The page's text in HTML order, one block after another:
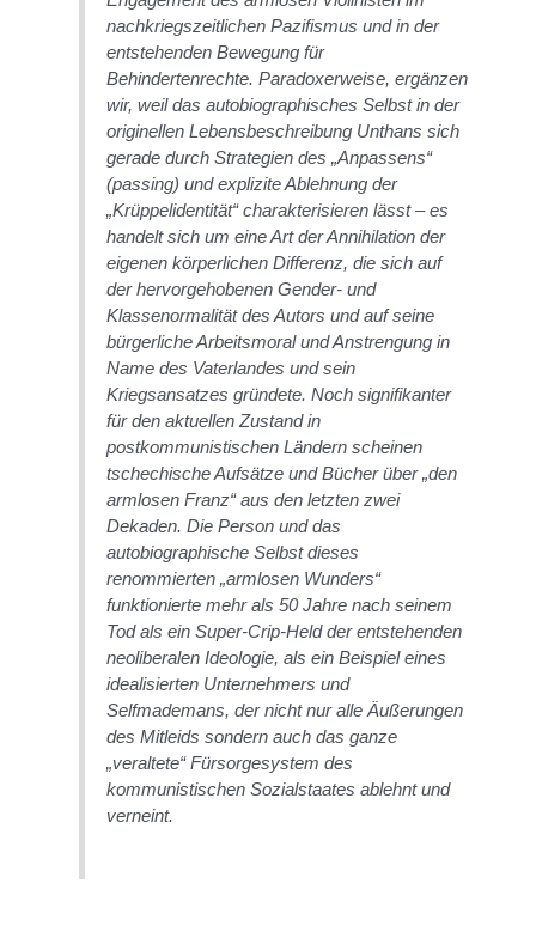
nachkriegszeitlichen Pazifismus und in der
entstehenden Bewegung für
Behindertenrechte. Paradoxerweise, ergänzen
wir, weil das autobiographisches Selbst in der
originellen Lebensbeschreibung Unthans sich
gerade durch Strategien des „Anpassens“
(passing) und explizite Ablehnung der
„Krüppelidentität“ charakterisieren lässt – es
handelt sich um eine Art der Annihilation der
eigenen körperlichen Differenz, die sich auf
der hervorgehobenen Gender- und
Klassenormalität des Autors und auf seine
bürgerliche Arbeitsmoral und Anstrengung in
Name des Vaterlandes und sein
Kriegsansatzes gründete. Noch signifikanter
für den aktuellen Zustand in
postkommunistischen Ländern scheinen
tschechische Aufsätze und Bücher über „den
armlosen Franz“ aus den letzten zwei
Dekaden. Die Person und das
autobiographische Selbst dieses
renommierten „armlosen Wunders“
funktionierte mehr als 50 Jahre nach seinem
Tod als ein Super-Crip-Held der entstehenden
neoliberalen Ideologie, als ein Beispiel eines
idealisierten Unternehmers und
Selfmademans, der nicht nur alle Äußerungen
des Mitleids sondern auch das ganze
„veraltete“ Fürsorgesystem des
kommunistischen Sozialstaates ablehnt und
verneint.